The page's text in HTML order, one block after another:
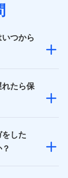
つから
れたら保
した